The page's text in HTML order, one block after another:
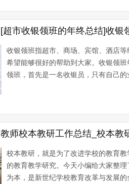
[超市收银领班的年终总结]收银
收银领班指超市、商场、宾馆、酒店
希望能够很好的帮助到大家。收银
领班，首先是一名收银员，只有自己
教师校本教研工作总结_校本教
校本教研，就是为了改进学校的教育
的教育教学研究。今天小编给大家整
为本，是新世纪学校教育改革与发展